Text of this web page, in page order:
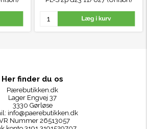
Her finder du os
Pærebutikken.dk
Lager Engvej 37
3330 Gørløse
info@paerebutikken.dk
Nummer 26513057